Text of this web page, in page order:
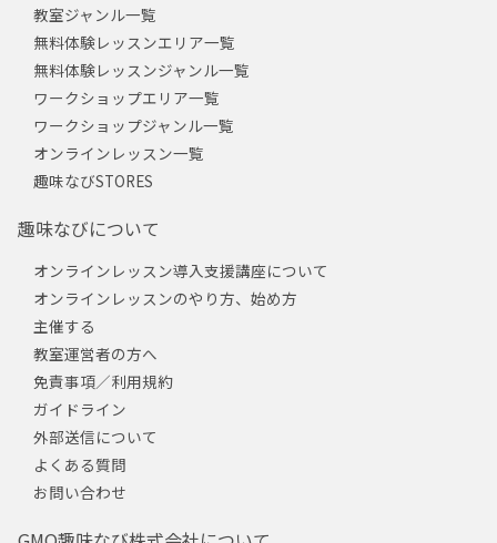
教室ジャンル一覧
無料体験レッスンエリア一覧
無料体験レッスンジャンル一覧
ワークショップエリア一覧
ワークショップジャンル一覧
オンラインレッスン一覧
趣味なびSTORES
趣味なびについて
オンラインレッスン導入支援講座について
オンラインレッスンのやり方、始め方
主催する
教室運営者の方へ
免責事項／利用規約
ガイドライン
外部送信について
よくある質問
お問い合わせ